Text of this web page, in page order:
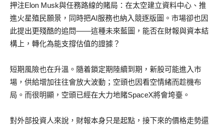
押注Elon Musk與任務路線的賭局：在太空建立資料中心、推
進火星殖民願景，同時把AI服務也納入競逐版圖。市場卻也因
此提出更殘酷的追問——這種未來藍圖，能否在財報與資本結
構上，轉化為能支撐估值的證據？
短期風險也在升溫。隨着鎖定期陸續到期，新股可能進入市
場，供給增加往往會放大波動；空頭也因看空情緒而趁機布
局。而很明顯，空頭已經在大力地賭SpaceX將會垮臺。
對外部投資人來說，財報本身只是起點，接下來的價格走勢還